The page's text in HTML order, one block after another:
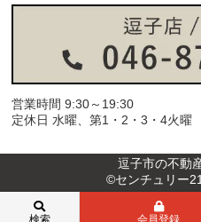
営業時間 9:30～19:30
定休日 水曜、第1・2・3・4火曜
逗子市の不動
©センチュリー
検索 会員登録